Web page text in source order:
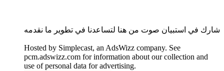
شارك في استبيان صوت من هنا لتساعدنا في تطوير ما نقدمه
Hosted by Simplecast, an AdsWizz company. See
pcm.adswizz.com for information about our collection and
use of personal data for advertising.